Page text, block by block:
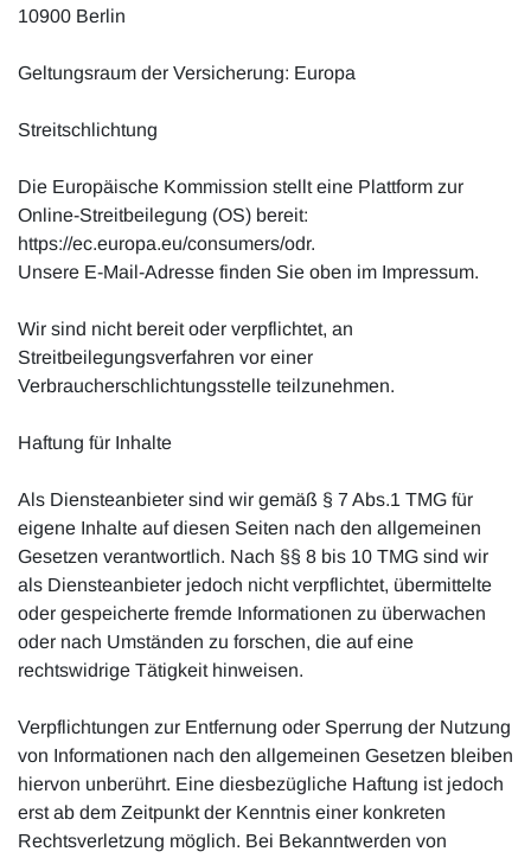
10900 Berlin
Geltungsraum der Versicherung: Europa
Streitschlichtung
Die Europäische Kommission stellt eine Plattform zur
Online-Streitbeilegung (OS) bereit:
https://ec.europa.eu/consumers/odr.
Unsere E-Mail-Adresse finden Sie oben im Impressum.
Wir sind nicht bereit oder verpflichtet, an
Streitbeilegungsverfahren vor einer
Verbraucherschlichtungsstelle teilzunehmen.
Haftung für Inhalte
Als Diensteanbieter sind wir gemäß § 7 Abs.1 TMG für
eigene Inhalte auf diesen Seiten nach den allgemeinen
Gesetzen verantwortlich. Nach §§ 8 bis 10 TMG sind wir
als Diensteanbieter jedoch nicht verpflichtet, übermittelte
oder gespeicherte fremde Informationen zu überwachen
oder nach Umständen zu forschen, die auf eine
rechtswidrige Tätigkeit hinweisen.
Verpflichtungen zur Entfernung oder Sperrung der Nutzung
von Informationen nach den allgemeinen Gesetzen bleiben
hiervon unberührt. Eine diesbezügliche Haftung ist jedoch
erst ab dem Zeitpunkt der Kenntnis einer konkreten
Rechtsverletzung möglich. Bei Bekanntwerden von